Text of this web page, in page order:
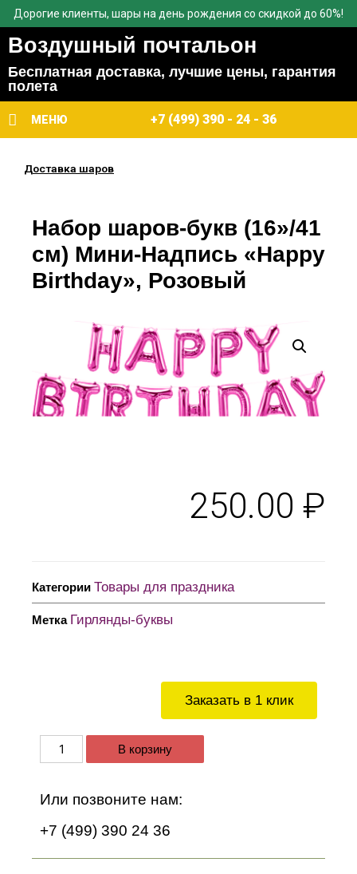
Дорогие клиенты, шары на день рождения со скидкой до 60%!
Воздушный почтальон
Бесплатная доставка, лучшие цены, гарантия
полета
МЕНЮ +7 (499) 390 - 24 - 36
Доставка шаров
Заказать в 1 клик
В корзину
Или позвоните нам:
+7 (499) 390 24 36
Набор шаров-букв (16»/41
см) Мини-Надпись «Happy
Birthday», Розовый
250.00 ₽
Категории Товары для праздника
Метка Гирлянды-буквы